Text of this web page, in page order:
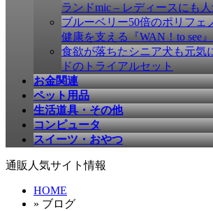
ランドmic – レディースにも
ブルーベリー50倍のポリフェ
健康を支える『WAN！to see』
食欲が落ちたシニア犬も元気
ドのトライアルセット
お金関連
ペット用品
生活道具・その他
コンピュータ
スイーツ・おやつ
通販人気サイト情報
HOME
» ブログ